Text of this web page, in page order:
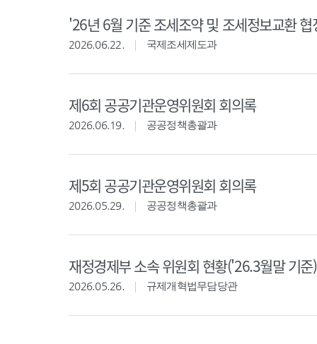
'26년 6월 기준 조세조약 및 조세정보교환
2026.06.22. 국제조세제도과
제6회 공공기관운영위원회 회의록
2026.06.19. 공공정책총괄과
제5회 공공기관운영위원회 회의록
2026.05.29. 공공정책총괄과
재정경제부 소속 위원회 현황('26.3월말 기준)
2026.05.26. 규제개혁법무담당관